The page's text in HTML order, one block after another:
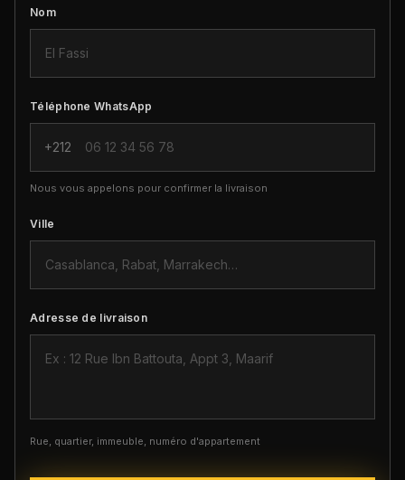
Nom
Téléphone WhatsApp
+212
Nous vous appelons pour confirmer la livraison
Ville
Adresse de livraison
Rue, quartier, immeuble, numéro d'appartement